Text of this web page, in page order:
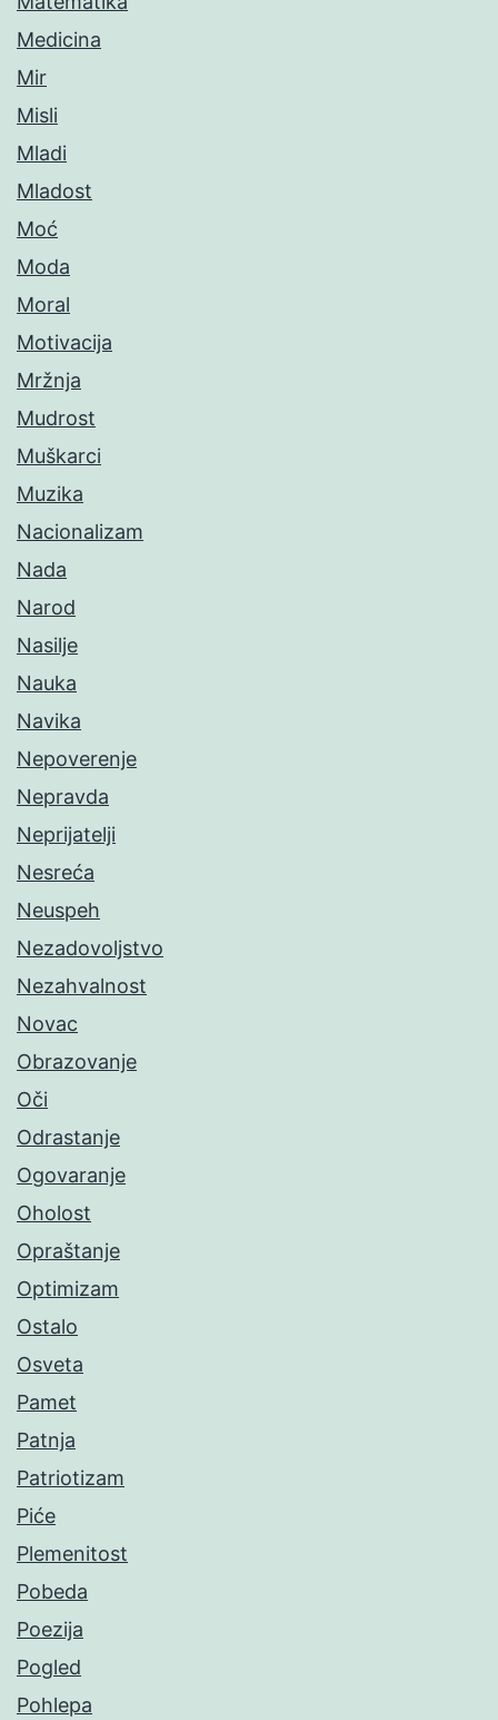
Medicina
Mir
Misli
Mladi
Mladost
Moć
Moda
Moral
Motivacija
Mržnja
Mudrost
Muškarci
Muzika
Nacionalizam
Nada
Narod
Nasilje
Nauka
Navika
Nepoverenje
Nepravda
Neprijatelji
Nesreća
Neuspeh
Nezadovoljstvo
Nezahvalnost
Novac
Obrazovanje
Oči
Odrastanje
Ogovaranje
Oholost
Opraštanje
Optimizam
Ostalo
Osveta
Pamet
Patnja
Patriotizam
Piće
Plemenitost
Pobeda
Poezija
Pogled
Pohlepa